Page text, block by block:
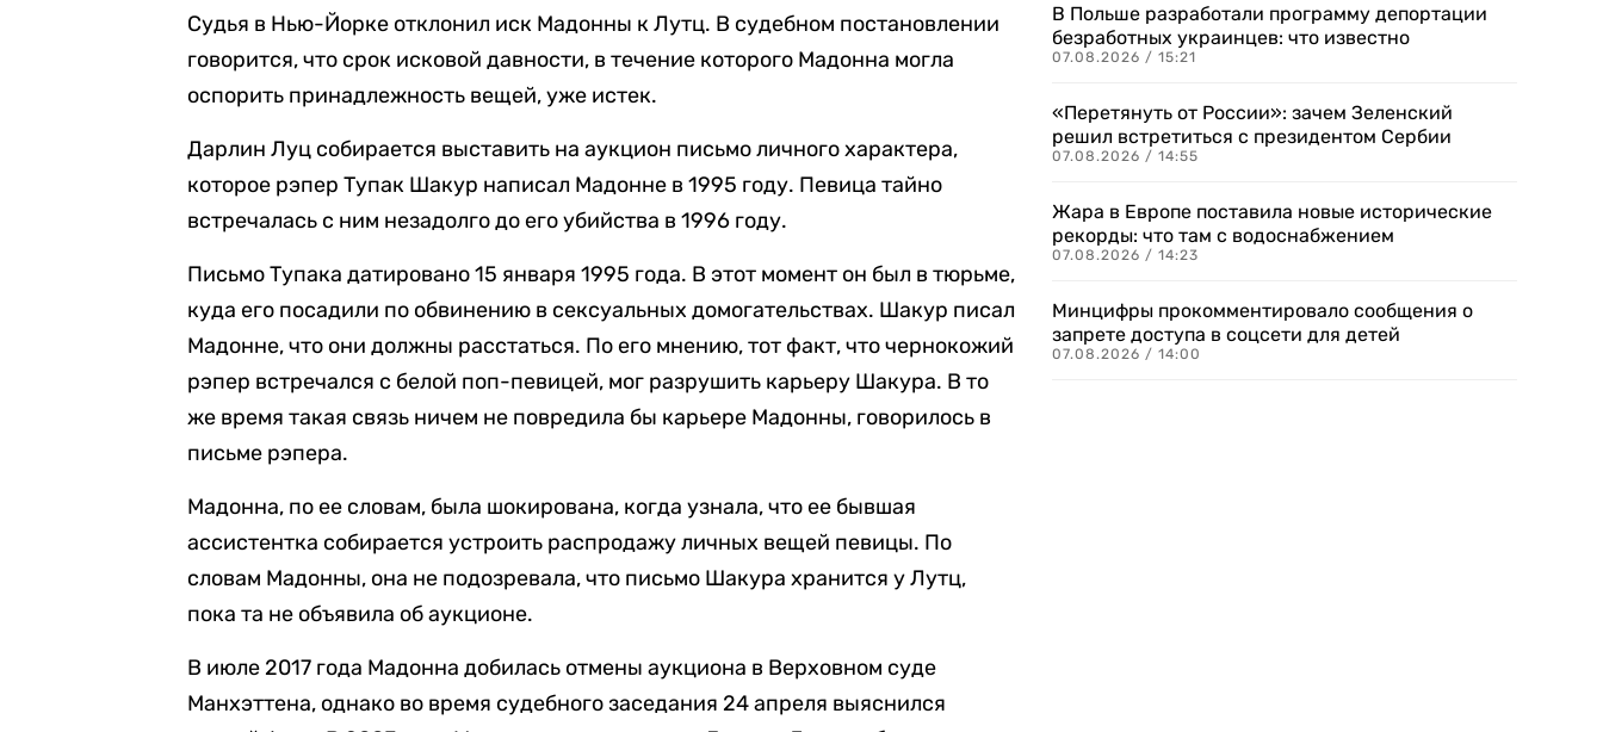
Судья в Нью-Йорке отклонил иск Мадонны к Лутц. В судебном постановлении
говорится, что срок исковой давности, в течение которого Мадонна могла
оспорить принадлежность вещей, уже истек.
Дарлин Луц собирается выставить на аукцион письмо личного характера,
которое рэпер Тупак Шакур написал Мадонне в 1995 году. Певица тайно
встречалась с ним незадолго до его убийства в 1996 году.
Письмо Тупака датировано 15 января 1995 года. В этот момент он был в тюрьме,
куда его посадили по обвинению в сексуальных домогательствах. Шакур писал
Мадонне, что они должны расстаться. По его мнению, тот факт, что чернокожий
рэпер встречался с белой поп-певицей, мог разрушить карьеру Шакура. В то
же время такая связь ничем не повредила бы карьере Мадонны, говорилось в
письме рэпера.
Мадонна, по ее словам, была шокирована, когда узнала, что ее бывшая
ассистентка собирается устроить распродажу личных вещей певицы. По
словам Мадонны, она не подозревала, что письмо Шакура хранится у Лутц,
пока та не объявила об аукционе.
В июле 2017 года Мадонна добилась отмены аукциона в Верховном суде
Манхэттена, однако во время судебного заседания 24 апреля выяснился
В Польше разработали программу депортации
безработных украинцев: что известно
07.08.2026 / 15:21
«Перетянуть от России»: зачем Зеленский
решил встретиться с президентом Сербии
07.08.2026 / 14:55
Жара в Европе поставила новые исторические
рекорды: что там с водоснабжением
07.08.2026 / 14:23
Минцифры прокомментировало сообщения о
запрете доступа в соцсети для детей
07.08.2026 / 14:00